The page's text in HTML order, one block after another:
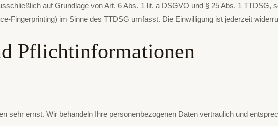
auf Grundlage von Art. 6 Abs. 1 lit. a DSGVO und § 25 Abs. 1 TTDSG,
Fingerprinting) im Sinne des TTDSG umfasst. Die Einwilligung ist jederzeit
Pflicht­informationen
sehr ernst. Wir behandeln Ihre personenbezogenen Daten vertraulich und